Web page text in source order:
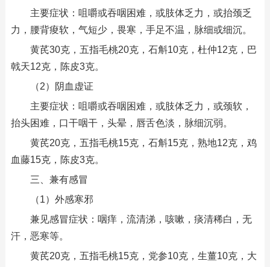
主要症状：咀嚼或吞咽困难，或肢体乏力，或抬颈乏
力，腰背痠软，气短少，畏寒，手足不温，脉细或细沉。
黄芪30克，五指毛桃20克，石斛10克，杜仲12克，巴
戟天12克，陈皮3克。
（2）阴血虚证
主要症状：咀嚼或吞咽困难，或肢体乏力，或颈软，
抬头困难，口干咽干，头晕，唇舌色淡，脉细沉弱。
黄芪20克，五指毛桃15克，石斛15克，熟地12克，鸡
血藤15克，陈皮3克。
三、兼有感冒
（1）外感寒邪
兼见感冒症状：咽痒，流清涕，咳嗽，痰清稀白，无
汗，恶寒等。
黄芪20克，五指毛桃15克，党参10克，生薑10克，大